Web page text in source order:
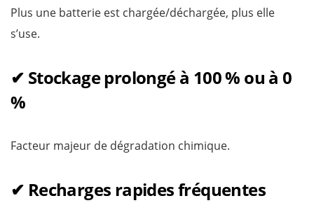
Plus une batterie est chargée/déchargée, plus elle
s’use.
✔ Stockage prolongé à 100 % ou à 0
%
Facteur majeur de dégradation chimique.
✔ Recharges rapides fréquentes